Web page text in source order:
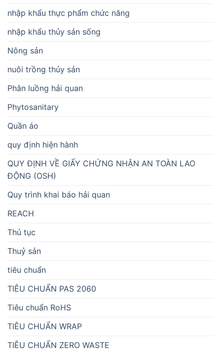
nhập khẩu thực phẩm chức năng
nhập khẩu thủy sản sống
Nông sản
nuôi trồng thủy sản
Phân luồng hải quan
Phytosanitary
Quần áo
quy định hiện hành
QUY ĐỊNH VỀ GIẤY CHỨNG NHẬN AN TOÀN LAO
ĐỘNG (OSH)
Quy trình khai báo hải quan
REACH
Thủ tục
Thuỷ sản
tiêu chuẩn
TIÊU CHUẨN PAS 2060
Tiêu chuẩn RoHS
TIÊU CHUẨN WRAP
TIÊU CHUẨN ZERO WASTE